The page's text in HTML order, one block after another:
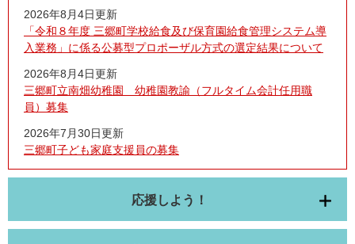
2026年8月4日更新
「令和８年度 三郷町学校給食及び保育園給食管理システム導
入業務」に係る公募型プロポーザル方式の選定結果について
2026年8月4日更新
三郷町立南畑幼稚園 幼稚園教諭（フルタイム会計任用職
員）募集
2026年7月30日更新
三郷町子ども家庭支援員の募集
応援しよう！